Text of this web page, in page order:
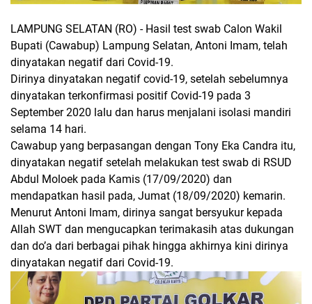
LAMPUNG SELATAN (RO) - Hasil test swab Calon Wakil
Bupati (Cawabup) Lampung Selatan, Antoni Imam, telah
dinyatakan negatif dari Covid-19.
Dirinya dinyatakan negatif covid-19, setelah sebelumnya
dinyatakan terkonfirmasi positif Covid-19 pada 3
September 2020 lalu dan harus menjalani isolasi mandiri
selama 14 hari.
Cawabup yang berpasangan dengan Tony Eka Candra itu,
dinyatakan negatif setelah melakukan test swab di RSUD
Abdul Moloek pada Kamis (17/09/2020) dan
mendapatkan hasil pada, Jumat (18/09/2020) kemarin.
Menurut Antoni Imam, dirinya sangat bersyukur kepada
Allah SWT dan mengucapkan terimakasih atas dukungan
dan do’a dari berbagai pihak hingga akhirnya kini dirinya
dinyatakan negatif dari Covid-19.